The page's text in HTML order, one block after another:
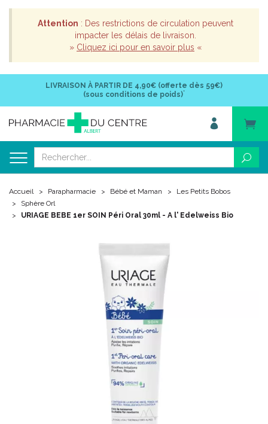
Attention : Des restrictions de circulation peuvent
impacter les délais de livraison.
» Cliquez ici pour en savoir plus «
LIVRAISON À PARTIR DE 4,90€ (offerte dès 59€)
(sous conditions de poids)*
Accueil Parapharmacie Bébé et Maman
Les Petits Bobos
Sphère Orl
URIAGE BEBE 1er SOIN Péri Oral 30ml - A l' Edelweiss Bio